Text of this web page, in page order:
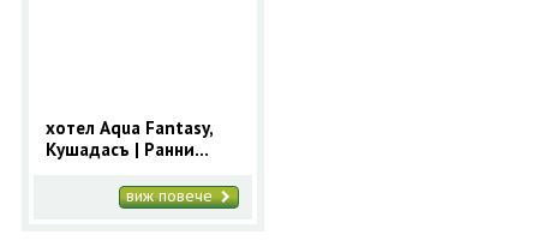
0700 144 34
хотел Aqua Fantasy,
Кушадасъ | Ранни
Кушадасъ с 9 нощувки
виж повече